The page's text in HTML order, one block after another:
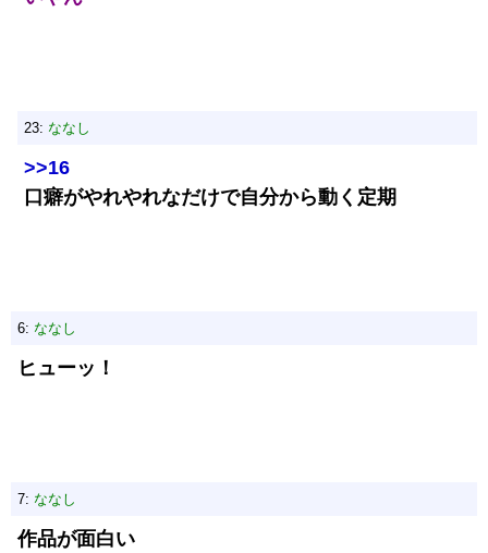
23: ななし
>>16
口癖がやれやれなだけで自分から動く定期
6: ななし
ヒューッ！
7: ななし
作品が面白い